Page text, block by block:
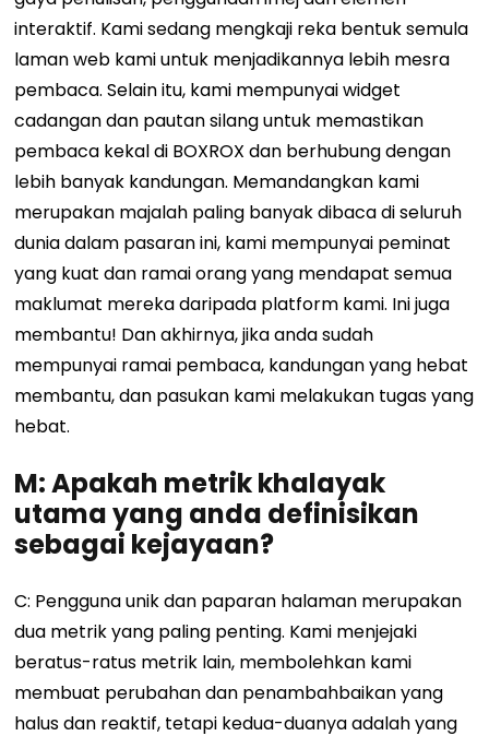
interaktif. Kami sedang mengkaji reka bentuk semula
laman web kami untuk menjadikannya lebih mesra
pembaca. Selain itu, kami mempunyai widget
cadangan dan pautan silang untuk memastikan
pembaca kekal di BOXROX dan berhubung dengan
lebih banyak kandungan. Memandangkan kami
merupakan majalah paling banyak dibaca di seluruh
dunia dalam pasaran ini, kami mempunyai peminat
yang kuat dan ramai orang yang mendapat semua
maklumat mereka daripada platform kami. Ini juga
membantu! Dan akhirnya, jika anda sudah
mempunyai ramai pembaca, kandungan yang hebat
membantu, dan pasukan kami melakukan tugas yang
hebat.
M: Apakah metrik khalayak
utama yang anda definisikan
sebagai kejayaan?
C: Pengguna unik dan paparan halaman merupakan
dua metrik yang paling penting. Kami menjejaki
beratus-ratus metrik lain, membolehkan kami
membuat perubahan dan penambahbaikan yang
halus dan reaktif, tetapi kedua-duanya adalah yang